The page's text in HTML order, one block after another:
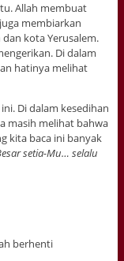
Allah membuat
membiarkan
kota Yerusalem.
Di dalam
hatinya melihat
Di dalam kesedihan
masih melihat bahwa
kita baca ini banyak
setia-Mu… selalu
berhenti